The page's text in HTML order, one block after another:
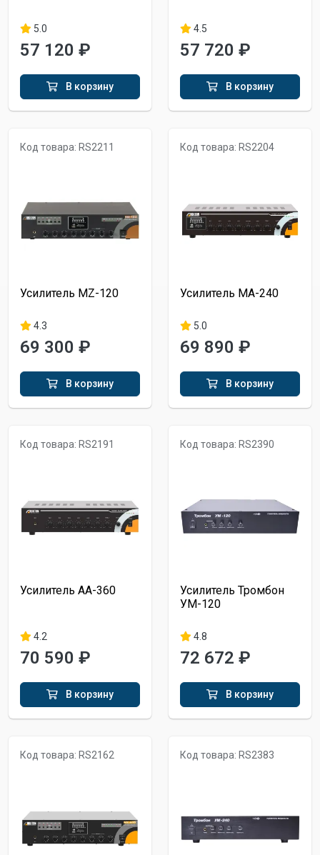
5.0
57 120 ₽
В корзину
4.5
57 720 ₽
В корзину
Код товара: RS2211
Усилитель MZ-120
4.3
69 300 ₽
В корзину
Код товара: RS2204
Усилитель MA-240
5.0
69 890 ₽
В корзину
Код товара: RS2191
Усилитель AA-360
4.2
70 590 ₽
В корзину
Код товара: RS2390
Усилитель Тромбон
УМ-120
4.8
72 672 ₽
В корзину
Код товара: RS2162 Код товара: RS2383